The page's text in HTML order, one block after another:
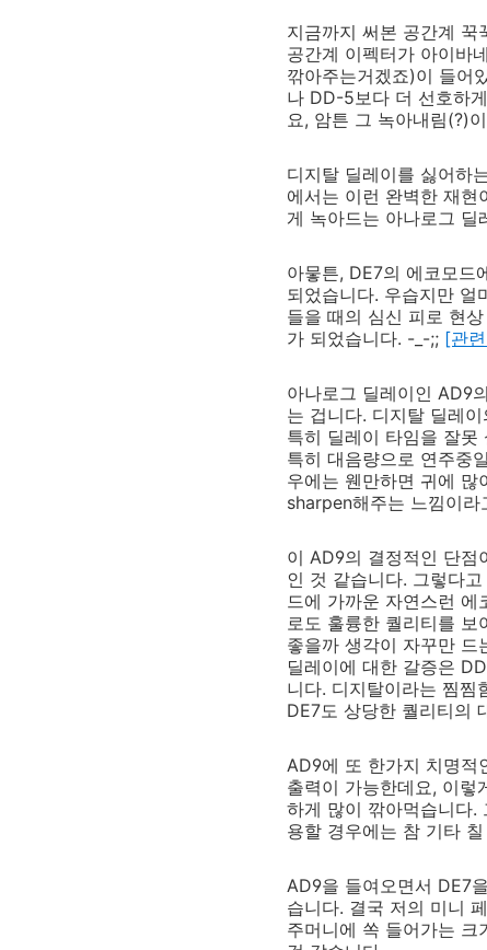
지금까지 써본 공간계
공간계 이펙터가 아이바
깎아주는거겠죠)이 들어
나 DD-5보다 더 선호하
요, 암튼 그 녹아내림(?)
디지탈 딜레이를 싫어하
에서는 이런 완벽한 재현
게 녹아드는 아나로그 딜
아뭏튼, DE7의 에코모드
되었습니다. 우습지만 얼
들을 때의 심신 피로 현
가 되었습니다. -_-;; [관
아나로그 딜레이인 AD9
는 겁니다. 디지탈 딜레
특히 딜레이 타임을 잘못
특히 대음량으로 연주중
우에는 웬만하면 귀에 많
sharpen해주는 느낌이
이 AD9의 결정적인 단
인 것 같습니다. 그렇다
드에 가까운 자연스런 에
로도 훌륭한 퀄리티를
좋을까 생각이 자꾸만 드
딜레이에 대한 갈증은
니다. 디지탈이라는 찜
DE7도 상당한 퀄리티의
AD9에 또 한가지 치명적
출력이 가능한데요, 이
하게 많이 깎아먹습니다.
용할 경우에는 참 기타
AD9을 들여오면서 DE7
습니다. 결국 저의 미니
주머니에 쏙 들어가는